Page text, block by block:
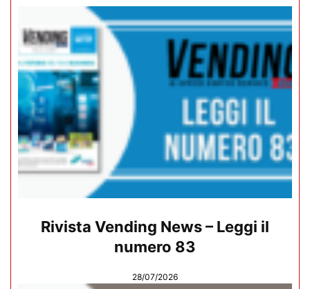
Rivista Vending News – Leggi il
numero 83
28/07/2026